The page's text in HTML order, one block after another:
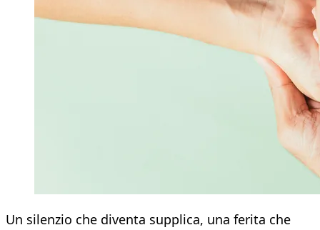
Un silenzio che diventa supplica, una ferita che